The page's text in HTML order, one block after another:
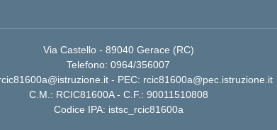
Via Castello - 89040 Gerace (RC)
Telefono: 0964/356007
- PEC: rcic81600a@pec.istruzione.it
C.M.: RCIC81600A - C.F.: 90011510808
Codice IPA: istsc_rcic81600a